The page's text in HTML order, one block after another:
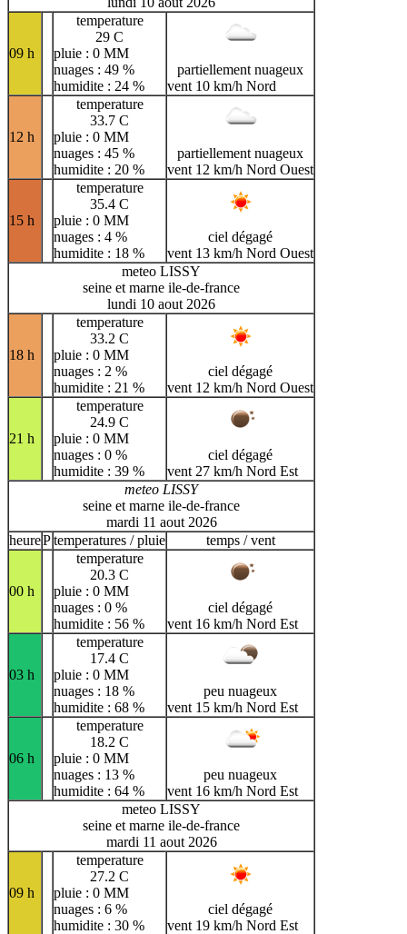
09 h
temperature
29 C
pluie : 0 MM
nuages : 49 %
humidite : 24 %
partiellement nuageux
vent 10 km/h Nord
12 h
temperature
33.7 C
pluie : 0 MM
nuages : 45 %
humidite : 20 %
partiellement nuageux
vent 12 km/h Nord Ouest
15 h
temperature
35.4 C
pluie : 0 MM
nuages : 4 %
humidite : 18 %
ciel dégagé
vent 13 km/h Nord Ouest
meteo LISSY
seine et marne ile-de-france
lundi 10 aout 2026
18 h
temperature
33.2 C
pluie : 0 MM
nuages : 2 %
humidite : 21 %
ciel dégagé
vent 12 km/h Nord Ouest
21 h
temperature
24.9 C
pluie : 0 MM
nuages : 0 %
humidite : 39 %
ciel dégagé
vent 27 km/h Nord Est
meteo LISSY
seine et marne ile-de-france
mardi 11 aout 2026
heurePtemperatures / pluie temps / vent
00 h
temperature
20.3 C
pluie : 0 MM
nuages : 0 %
humidite : 56 %
ciel dégagé
vent 16 km/h Nord Est
03 h
temperature
17.4 C
pluie : 0 MM
nuages : 18 %
humidite : 68 %
peu nuageux
vent 15 km/h Nord Est
06 h
temperature
18.2 C
pluie : 0 MM
nuages : 13 %
humidite : 64 %
peu nuageux
vent 16 km/h Nord Est
meteo LISSY
seine et marne ile-de-france
mardi 11 aout 2026
09 h
temperature
27.2 C
pluie : 0 MM
nuages : 6 %
humidite : 30 %
ciel dégagé
vent 19 km/h Nord Est